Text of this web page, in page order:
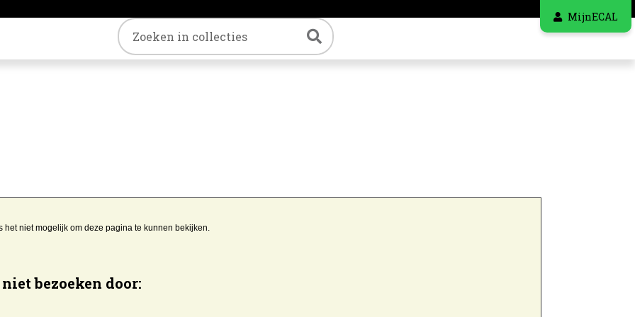
MijnECAL
Trefwoord Zoeken
niet mogelijk om deze pagina te kunnen bekijken.
bezoeken door: